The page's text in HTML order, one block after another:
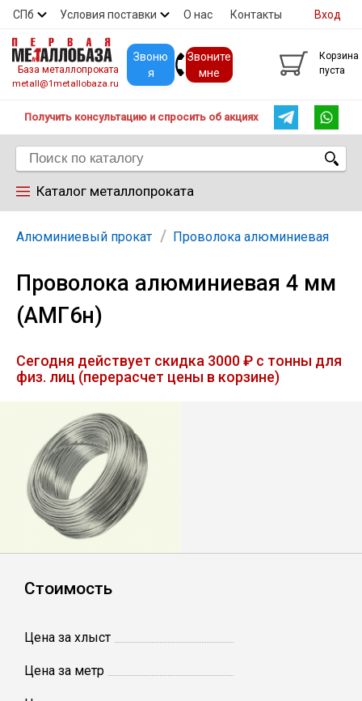
СПб Условия поставки О нас Контакты
Скидки Прайс Покупателям
Вход
База металлопроката
metall@1metallobaza.ru
Звоню
я
Звоните
мне
Корзина
пуста
Получить консультацию и спросить об акциях
Каталог металлопроката
Арматура
Труба профильная
Труба
Лист
Уголок
Балка
Швеллер
Катанка
Алюминиевый прокат Проволока алюминиевая
Проволока алюминиевая 4 мм
(АМГ6н)
Сегодня действует скидка 3000 ₽ с тонны для
физ. лиц (перерасчет цены в корзине)
Стоимость
Цена за хлыст
Цена за метр